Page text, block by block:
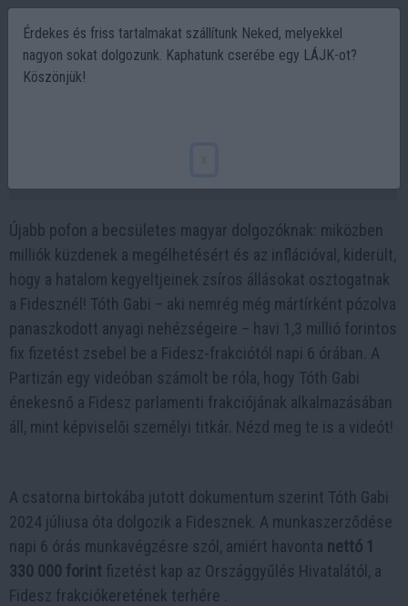
Újabb pofon a becsületes magyar dolgozóknak: miközben
milliók küzdenek a megélhetésért és az inflációval, kiderült,
hogy a hatalom kegyeltjeinek zsíros állásokat osztogatnak
a Fidesznél! Tóth Gabi – aki nemrég még mártírként pózolva
panaszkodott anyagi nehézségeire – havi 1,3 millió forintos
fix fizetést zsebel be a Fidesz-frakciótól napi 6 órában. A
Partizán egy videóban számolt be róla, hogy Tóth Gabi
énekesnő a Fidesz parlamenti frakciójának alkalmazásában
áll, mint képviselői személyi titkár. Nézd meg te is a videót!
A csatorna birtokába jutott dokumentum szerint Tóth Gabi
2024 júliusa óta dolgozik a Fidesznek. A munkaszerződése
napi 6 órás munkavégzésre szól, amiért havonta nettó 1
330 000 forint fizetést kap az Országgyűlés Hivatalától, a
Fidesz frakciókeretének terhére .
Érdekes és friss tartalmakat szállítunk Neked, melyekkel
nagyon sokat dolgozunk. Kaphatunk cserébe egy LÁJK-ot?
Köszönjük!